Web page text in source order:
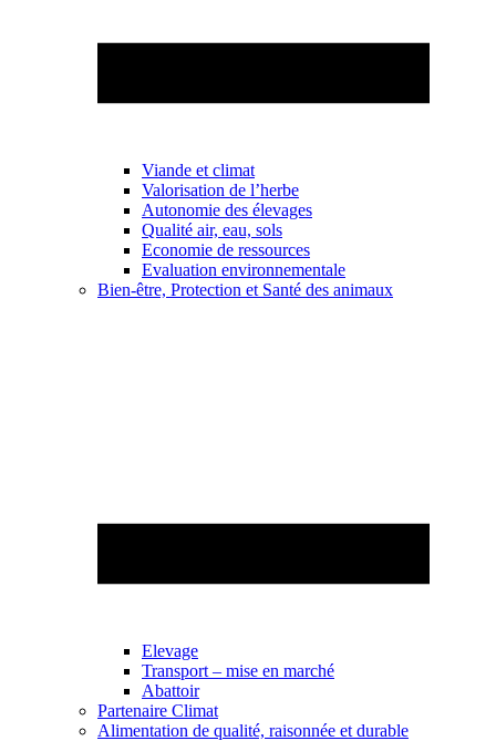
Viande et climat
Valorisation de l’herbe
Autonomie des élevages
Qualité air, eau, sols
Economie de ressources
Evaluation environnementale
Bien-être, Protection et Santé des animaux
Elevage
Transport – mise en marché
Abattoir
Partenaire Climat
Alimentation de qualité, raisonnée et durable